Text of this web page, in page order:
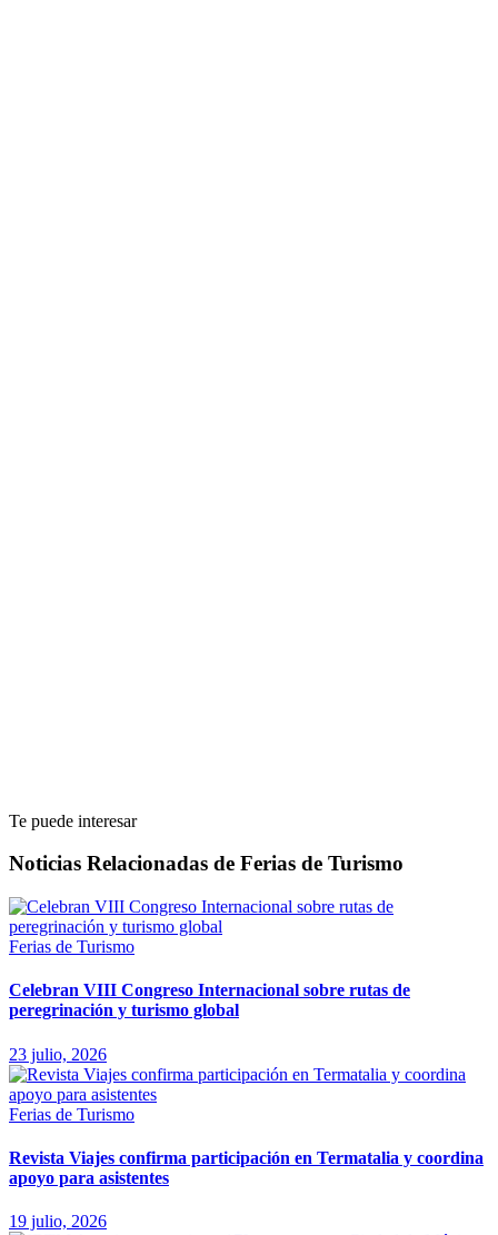
Te puede interesar
Noticias Relacionadas de Ferias de Turismo
Ferias de Turismo
Celebran VIII Congreso Internacional sobre rutas de
peregrinación y turismo global
23 julio, 2026
Ferias de Turismo
Revista Viajes confirma participación en Termatalia y coordina
apoyo para asistentes
19 julio, 2026